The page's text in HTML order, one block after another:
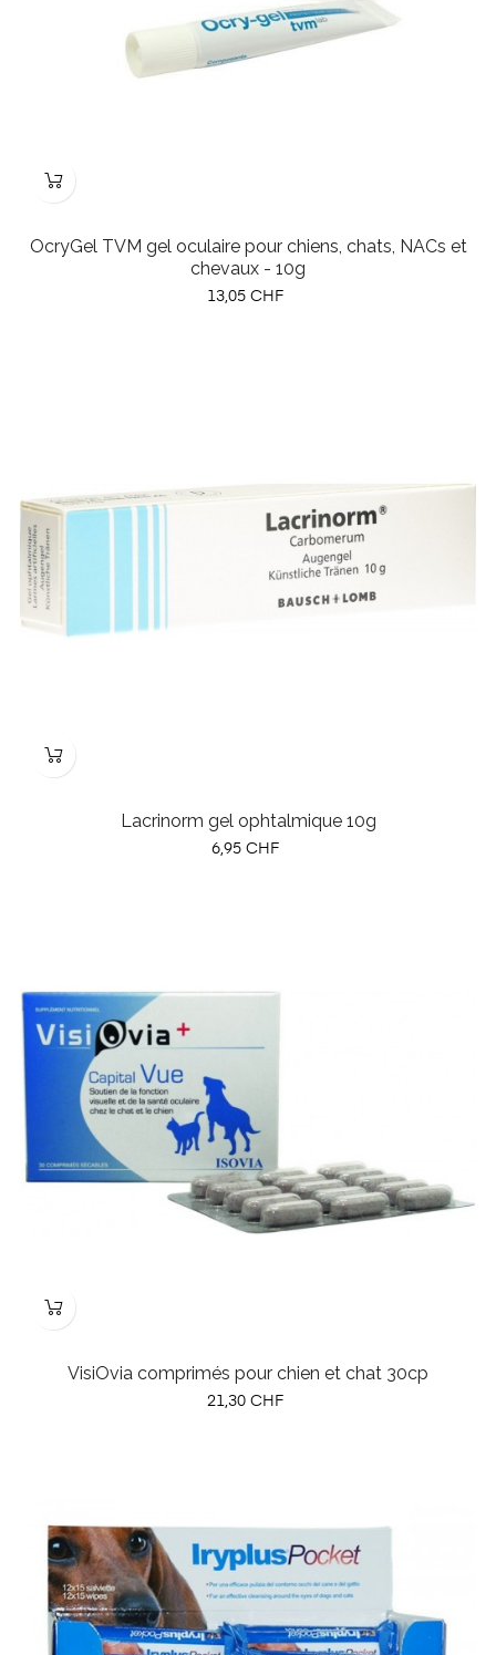
OcryGel TVM gel oculaire pour chiens, chats, NACs et
chevaux - 10g
Prix
13,05 CHF
Lacrinorm gel ophtalmique 10g
Prix
6,95 CHF
VisiOvia comprimés pour chien et chat 30cp
Prix
21,30 CHF